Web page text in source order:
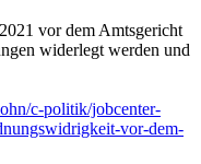
vor dem Amtsgericht
widerlegt werden und
c-politik/jobcenter-
vor-dem-